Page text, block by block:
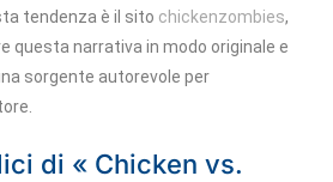
tendenza è il sito chickenzombies,
questa narrativa in modo originale e
sorgente autorevole per
di « Chicken vs.